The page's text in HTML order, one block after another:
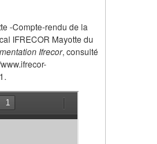
-Compte-rendu de la
IFRECOR Mayotte du
Ifrecor, consulté